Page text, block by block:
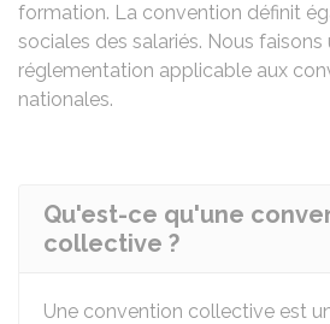
formation. La convention définit
sociales des salariés. Nous faisons
réglementation applicable aux
nationales.
Qu'est-ce qu'une
collective ?
Une convention collective est